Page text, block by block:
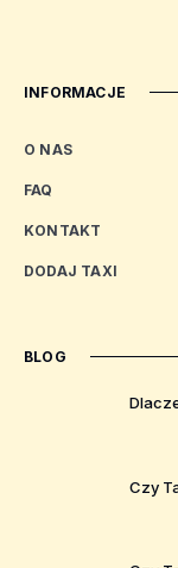
INFORMACJE
O NAS
FAQ
KONTAKT
DODAJ TAXI
BLOG
Czy